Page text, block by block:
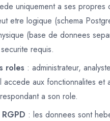
uniquement a ses propres
etre logique (schema
(base de donnees
requis.
roles : administrateur,
accede aux fonctionnalites et
a son role.
: les donnees sont